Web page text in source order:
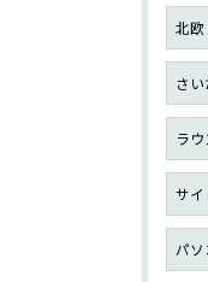
北欧
さ
ラ
サイ
パソ